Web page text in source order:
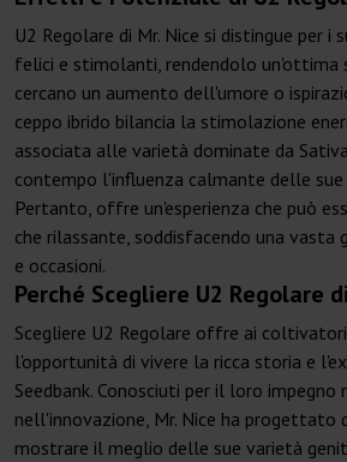
U2 Regolare di Mr. Nice si distingue per
felici e stimolanti, rendendolo un'ottima
cercano un aumento dell'umore o
ceppo ibrido bilancia la stimolazione
associata alle varietà dominate da
contempo l'influenza calmante delle
Pertanto, offre un'esperienza che può
che rilassante, soddisfacendo una vasta
e occasioni.
Perché Scegliere U2 Regolare
Scegliere U2 Regolare offre ai
l'opportunità di vivere la ricca storia e
Seedbank. Conosciuti per il loro
nell'innovazione, Mr. Nice ha progettato
mostrare il meglio delle sue varietà